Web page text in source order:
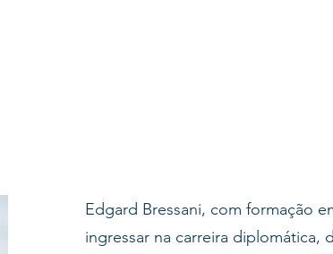
Edgard Bressani, com formação
ingressar na carreira diplomática,